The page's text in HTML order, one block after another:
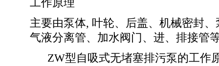
工作原理
主要由泵体, 叶轮、后盖、机械密封
气液分离管、加水阀门、进、排接管
ZW型自吸式无堵塞排污泵的工作